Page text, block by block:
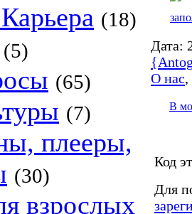
(18)
(5)
(65)
(7)
плееры,
(30)
взрослых
Дата:
О нас
В
Код
Для